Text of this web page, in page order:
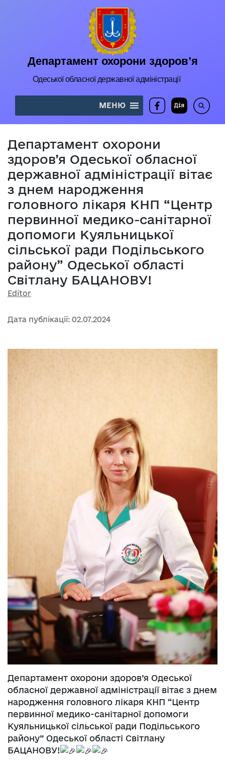
Департамент охорони здоров’я
Одеської обласної державної адміністрації
МЕНЮ
Департамент охорони
здоров’я Одеської обласної
державної адміністрації вітає
з днем народження
головного лікаря КНП “Центр
первинної медико-санітарної
допомоги Куяльницької
сільської ради Подільського
району” Одеської області
Світлану БАЦАНОВУ!
Editor
Дата публікації: 02.07.2024
Департамент охорони здоров’я Одеської
обласної державної адміністрації вітає з днем
народження головного лікаря КНП “Центр
первинної медико-санітарної допомоги
Куяльницької сільської ради Подільського
району” Одеської області Світлану
БАЦАНОВУ!